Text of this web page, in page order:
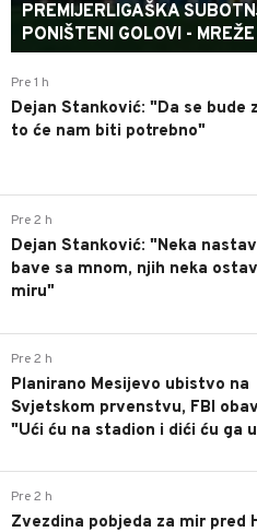
PREMIJERLIGAŠKA
PONIŠTENI GOLOVI -
Pre 1 h
Dejan Stanković: "Da se bude
to će nam biti potrebno"
Pre 2 h
Dejan Stanković: "Neka
bave sa mnom, njih neka
miru"
Pre 2 h
Planirano Mesijevo ubistvo na
Svjetskom prvenstvu, FBI
"Ući ću na stadion i dići ću ga
Pre 2 h
Zvezdina pobjeda za mir pred